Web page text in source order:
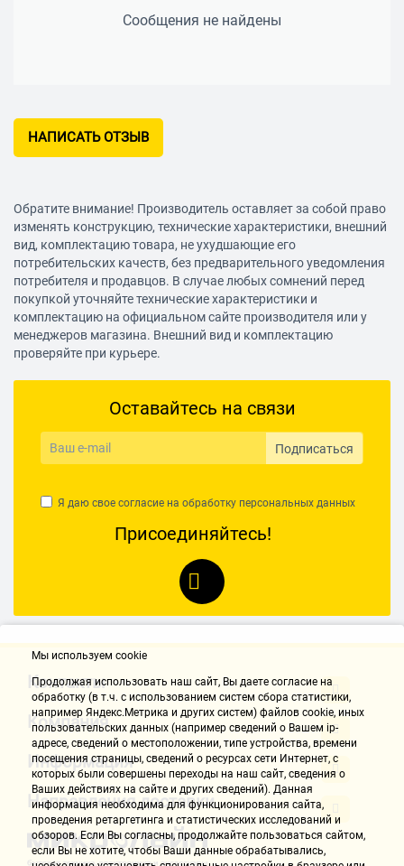
Сообщения не найдены
НАПИСАТЬ ОТЗЫВ
Обратите внимание! Производитель оставляет за собой право
изменять конструкцию, технические характеристики, внешний
вид, комплектацию товара, не ухудшающие его
потребительских качеств, без предварительного уведомления
потребителя и продавцов. В случае любых сомнений перед
покупкой уточняйте технические характеристики и
комплектацию на официальном сайте производителя или у
менеджеров магазина. Внешний вид и комплектацию
проверяйте при курьере.
Оставайтесь на связи
Подписаться
Я даю свое согласие на обработку персональных данных
Присоединяйтесь!
Контакты
Компания
Информация
Направления доставки
Мы используем cookie
Продолжая использовать наш cайт, Вы даете согласие на
обработку (в т.ч. с использованием систем сбора статистики,
например Яндекс.Метрика и других систем) файлов cookie, иных
пользовательских данных (например сведений о Вашем ip-
адресе, сведений о местоположении, типе устройства, времени
посещения страницы, сведений о ресурсах сети Интернет, с
которых были совершены переходы на наш сайт, сведения о
Ваших действиях на сайте и других сведений). Данная
информация необходима для функционирования сайта,
проведения ретаргетинга и статистических исследований и
обзоров. Если Вы согласны, продолжайте пользоваться сайтом,
если Вы не хотите, чтобы Ваши данные обрабатывались,